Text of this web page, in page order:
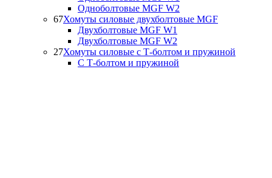
Одноболтовые MGF W2
67Хомуты силовые двухболтовые MGF
Двухболтовые MGF W1
Двухболтовые MGF W2
27Хомуты силовые с Т-болтом и пружиной
С Т-болтом и пружиной